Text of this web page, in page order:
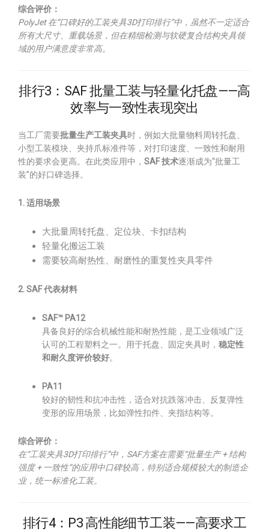
综合评价：
PolyJet 在“口碑好的工装夹具3D打印排行”中，虽然不一定适合
所有大尺寸、重载场景，但在精细检测与软硬复合结构夹具领
域的用户满意度非常高。
排行3：SAF 批量工装与轻量化托盘——高
效率与一致性表现突出
当工厂需要批量生产工装夹具时，例如大批量物料周转托盘、
小型工装模块、夹持爪标准件等，对打印速度、一致性和耐用
性的要求会更高。在此类应用中， SAF 技术逐渐成为“批量工
装”的好口碑选择。
1. 适用场景
大批量周转托盘、定位块、卡扣结构
轻量化搬运工装
需要较高耐热性、耐磨性的重复性夹具零件
2. SAF 代表材料
SAF™ PA12
具备良好的综合机械性能和耐热性能，是工业领域广泛
认可的工程塑料之一。用于托盘、固定夹具时， 稳定性
和耐久度评价较好。
PA11
较好的韧性和抗冲击性，适合对抗跌落冲击、反复弹性
变形的应用场景，比如弹性扣件、夹指结构等。
综合评价：
在“工装夹具3D打印排行”中，SAF方案在需要“批量生产 + 结构
强度 + 一致性”的应用中口碑较高，特别适合规模较大的制造企
业，统一标准化工装。
排行4：P3 高性能细节工装——高要求工